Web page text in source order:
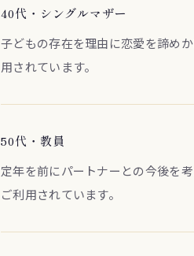
40代・シングルマザー
子どもの存在を理由に恋愛を諦め
用されています。
50代・教員
定年を前にパートナーとの今後を
ご利用されています。